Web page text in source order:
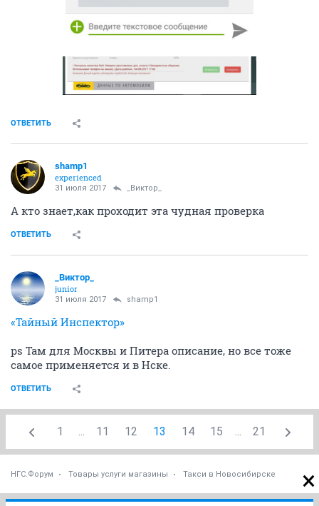
ОТВЕТИТЬ
shamp1
experienced
31 июля 2017 _Виктор_
А кто знает,как проходит эта чудная проверка
ОТВЕТИТЬ
_Виктор_
juniоr
31 июля 2017 shamp1
«Тайный Инспектор»
ps Там для Москвы и Питера описание, но все тоже
самое применяется и в Нске.
ОТВЕТИТЬ
1 ... 11 12 13 14 15 ... 21
НГС.Форум Товары услуги магазины Такси в Новосибирске